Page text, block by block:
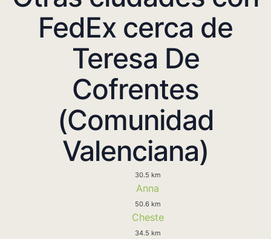
FedEx cerca de
Teresa De
Cofrentes
(Comunidad
Valenciana)
30.5 km
Anna
50.6 km
Cheste
34.5 km